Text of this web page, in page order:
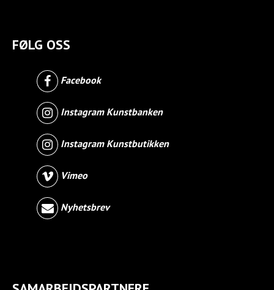
FØLG OSS
Facebook
Instagram Kunstbanken
Instagram Kunstbutikken
Vimeo
Nyhetsbrev